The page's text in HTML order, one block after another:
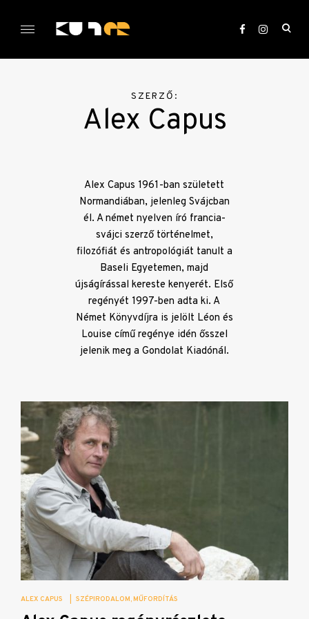
KULTer.hu
SZERZŐ:
Alex Capus
Alex Capus 1961-ban született
Normandiában, jelenleg Svájcban
él. A német nyelven író francia-
svájci szerző történelmet,
filozófiát és antropológiát tanult a
Baseli Egyetemen, majd
újságírással kereste kenyerét. Első
regényét 1997-ben adta ki. A
Német Könyvdíjra is jelölt Léon és
Louise című regénye idén ősszel
jelenik meg a Gondolat Kiadónál.
ALEX CAPUS SZÉPIRODALOM MŰFORDÍTÁS